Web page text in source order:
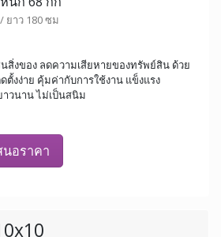
ยาว 180 ซม
งของ ลดความเสียหายของทรัพย์สิน ด้วย
งง่าย คุ้มค่ากับการใช้งาน แข็งแรง
วนาน ไม่เป็นสนิม
นอราคา